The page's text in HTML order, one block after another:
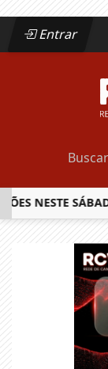
Entrar
SÁBADO